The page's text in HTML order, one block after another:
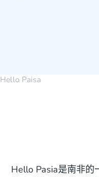
Hello Paisa
Hello Pasia是南非的